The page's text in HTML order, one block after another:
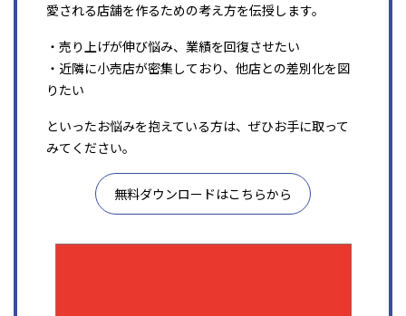
愛される店舗を作るための考え方を伝授します。
・売り上げが伸び悩み、業績を回復させたい
・近隣に小売店が密集しており、他店との差別化を図
りたい
といったお悩みを抱えている方は、ぜひお手に取って
みてください。
無料ダウンロードはこちらから